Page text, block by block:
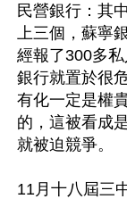
民營銀行：其
上三個，蘇寧
經報了300多
銀行就置於很
有化一定是權
的，這被看成
就被迫競爭。
11月十八屆三